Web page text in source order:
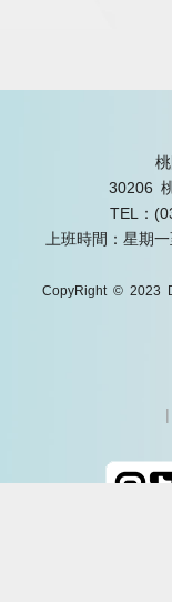
30206
TEL：
上班時間：星期
CopyRight © 2023